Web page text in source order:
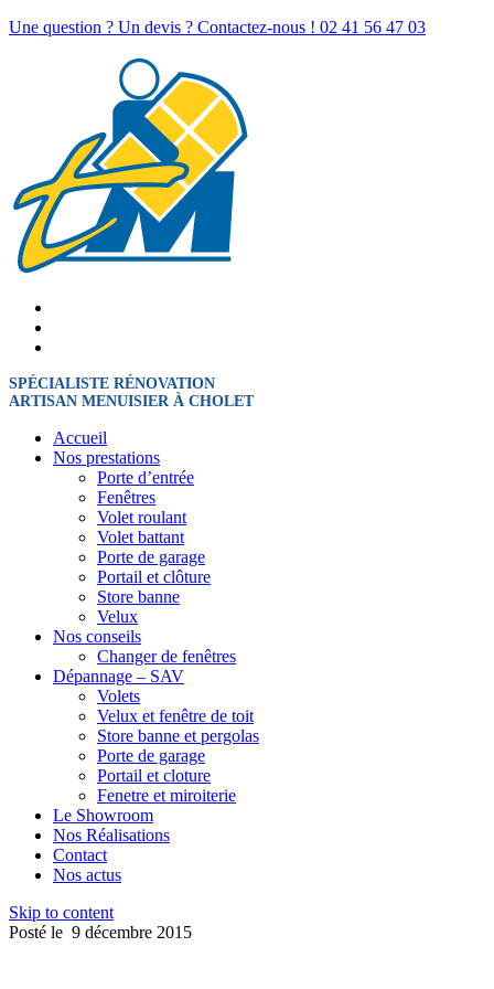
Une question ? Un devis ? Contactez-nous ! 02 41 56 47 03
SPÉCIALISTE RÉNOVATION
ARTISAN MENUISIER À CHOLET
Accueil
Nos prestations
Porte d’entrée
Fenêtres
Volet roulant
Volet battant
Porte de garage
Portail et clôture
Store banne
Velux
Nos conseils
Changer de fenêtres
Dépannage – SAV
Volets
Velux et fenêtre de toit
Store banne et pergolas
Porte de garage
Portail et cloture
Fenetre et miroiterie
Le Showroom
Nos Réalisations
Contact
Nos actus
Skip to content
Posté le 9 décembre 2015